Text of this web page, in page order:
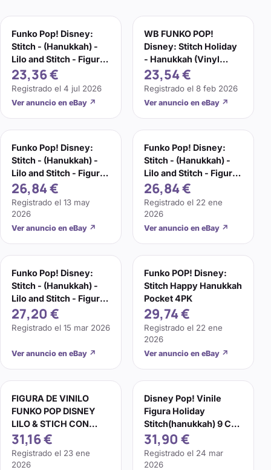
Funko Pop! Disney:
Stitch - (Hanukkah) -
Lilo and Stitch - Figura
de Vinilo Cole
23,36 €
Registrado el 4 jul 2026
Ver anuncio en eBay ↗
WB FUNKO POP!
Disney: Stitch Holiday
- Hanukkah (Vinyl
Figure)
23,54 €
Registrado el 8 feb 2026
Ver anuncio en eBay ↗
Funko Pop! Disney:
Stitch - (Hanukkah) -
Lilo and Stitch - Figura
de Vinilo Cole
26,84 €
Registrado el 13 may
2026
Ver anuncio en eBay ↗
Funko Pop! Disney:
Stitch - (Hanukkah) -
Lilo and Stitch - Figura
de Vinilo Cole
26,84 €
Registrado el 22 ene
2026
Ver anuncio en eBay ↗
Funko Pop! Disney:
Stitch - (Hanukkah) -
Lilo and Stitch - Figura
de Vinilo Cole
27,20 €
Registrado el 15 mar 2026
Ver anuncio en eBay ↗
Funko POP! Disney:
Stitch Happy Hanukkah
Pocket 4PK
29,74 €
Registrado el 22 ene
2026
Ver anuncio en eBay ↗
FIGURA DE VINILO
FUNKO POP DISNEY
LILO & STICH CON
DREIDEL HANUKKAH
#1500
31,16 €
Registrado el 23 ene
2026
Disney Pop! Vinile
Figura Holiday
Stitch(hanukkah) 9 Cm
Funko
31,90 €
Registrado el 24 mar
2026